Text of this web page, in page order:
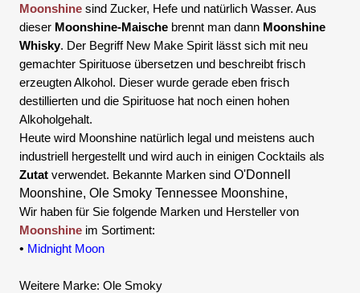
Moonshine sind Zucker, Hefe und natürlich Wasser. Aus
dieser Moonshine-Maische brennt man dann Moonshine
Whisky. Der Begriff New Make Spirit lässt sich mit neu
gemachter Spirituose übersetzen und beschreibt frisch
erzeugten Alkohol. Dieser wurde gerade eben frisch
destillierten und die Spirituose hat noch einen hohen
Alkoholgehalt.
Heute wird Moonshine natürlich legal und meistens auch
industriell hergestellt und wird auch in einigen Cocktails als
Zutat verwendet. Bekannte Marken sind O'Donnell
Moonshine, Ole Smoky Tennessee Moonshine,
Wir haben für Sie folgende Marken und Hersteller von
Moonshine im Sortiment:
• Midnight Moon
Weitere Marke: Ole Smoky